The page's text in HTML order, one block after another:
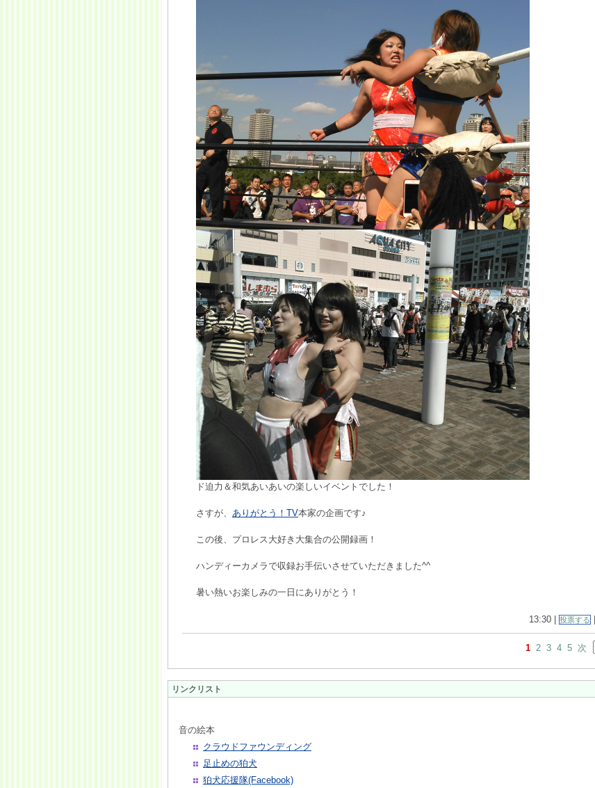
ド迫力＆和気あいあいの楽しいイベントでした！
さすが、 ありがとう！TV本家の企画です♪
この後、プロレス大好き大集合の公開録画！
ハンディーカメラで収録お手伝いさせていただきました^^
暑い熱いお楽しみの一日にありがとう！
13:30 | 投票する
1 2 3 4 5 次
リンクリスト
音の絵本
クラウドファウンディング
足止めの狛犬
狛犬応援隊(Facebook)